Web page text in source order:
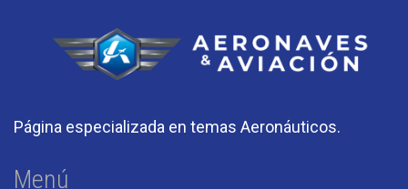
Página especializada en temas Aeronáuticos.
Menú